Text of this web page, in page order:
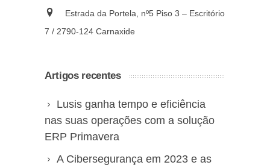
Estrada da Portela, nº5 Piso 3 – Escritório
7 / 2790-124 Carnaxide
Artigos recentes
Lusis ganha tempo e eficiência
nas suas operações com a solução
ERP Primavera
A Cibersegurança em 2023 e as